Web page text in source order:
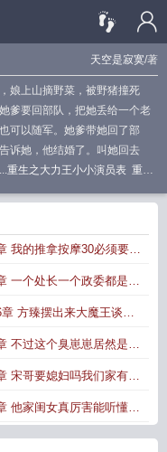
天空是寂寞/著
娘上山摘野菜，被野猪撞死
爹要回部队，把她丢给一个老
可以随军。她爹带她回了部
诉她，他结婚了。叫她回去
重生之大力王小小演员表 重生
阅读
费阅读重生之大力王小小短剧
我的推拿按摩30必须要值
机
一个处长一个政委都是少
坐镇天王老子组合
方臻摆出来大魔王谈生
备姿势
不过这个臭崽崽居然是在
示把老子当成下属了
宋哥要媳妇吗我们家有很
龄的姐姐
他家闺女真厉害能听懂还
点方法教会旭旭